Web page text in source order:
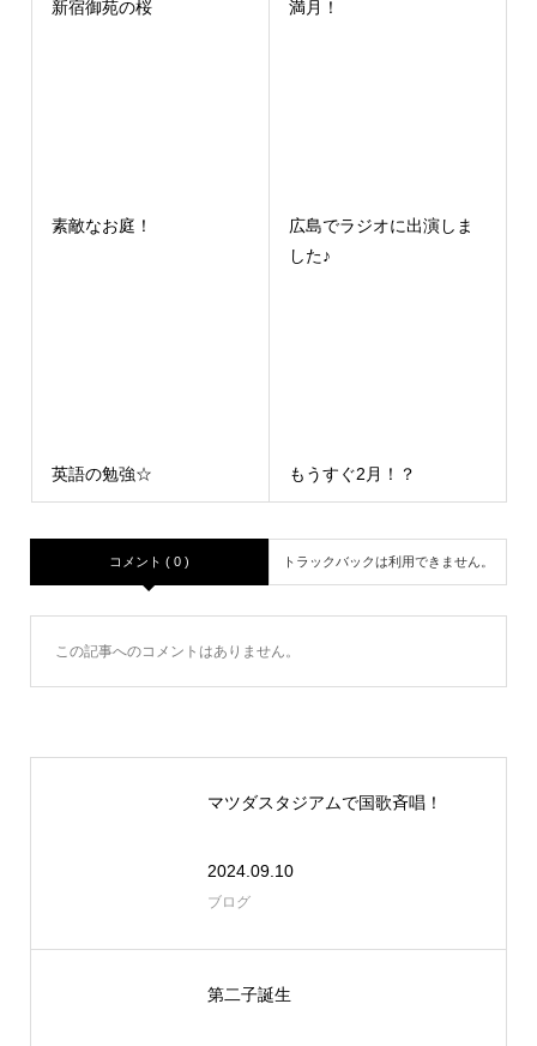
新宿御苑の桜 満月！
素敵なお庭！
広島でラジオに出演しま
した♪
英語の勉強☆ もうすぐ2月！？
コメント ( 0 ) トラックバックは利用できません。
この記事へのコメントはありません。
マツダスタジアムで国歌斉唱！
2024.09.10
ブログ
第二子誕生